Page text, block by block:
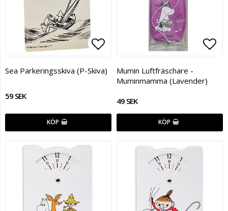
Lägg till i favoritlistan
Sea Parkeringsskiva (P-Skiva)
59 SEK
KÖP
Mumin Luftfräschare -
Muminmamma (Lavender)
49 SEK
KÖP